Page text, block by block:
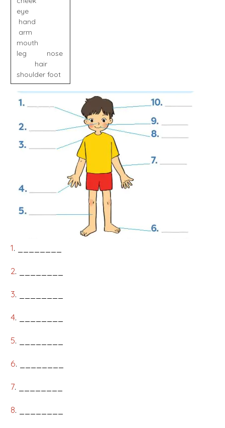
eye
hand
arm
mouth
leg nose
hair
shoulder foot
1. ________
2. ________
3. ________
4. ________
5. ________
6. ________
7. ________
8. ________